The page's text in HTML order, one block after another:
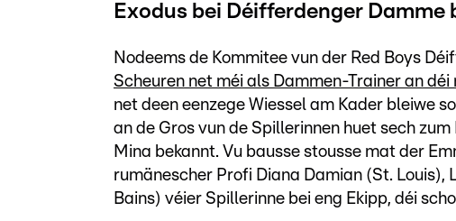
Exodus bei Déifferdenger Damme
Nodeems de Kommitee vun der Red Boys
Scheuren net méi als Dammen-Trainer an déi
net deen eenzege Wiessel am Kader bleiwe
an de Gros vun de Spillerinnen huet sech
Mina bekannt. Vu bausse stousse mat der
rumänescher Profi Diana Damian (St.
Bains) véier Spillerinne bei eng Ekipp, déi